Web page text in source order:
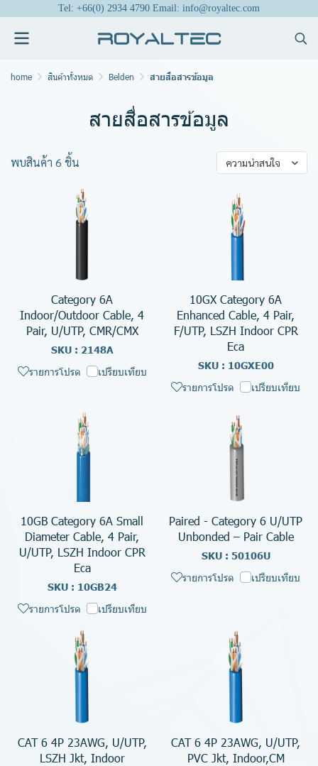
Tel: +66(0) 2934 4790 Email: info@royaltec.com
home สินค้าทั้งหมด Belden สายสื่อสารข้อมูล
สายสื่อสารข้อมูล
พบสินค้า 6 ชิ้น ความน่าสนใจ
Category 6A
Indoor/Outdoor Cable, 4
Pair, U/UTP, CMR/CMX
SKU : 2148A
รายการโปรด เปรียบเทียบ
10GX Category 6A
Enhanced Cable, 4 Pair,
F/UTP, LSZH Indoor CPR
Eca
SKU : 10GXE00
รายการโปรด เปรียบเทียบ
10GB Category 6A Small
Diameter Cable, 4 Pair,
U/UTP, LSZH Indoor CPR
Eca
SKU : 10GB24
รายการโปรด เปรียบเทียบ
Paired - Category 6 U/UTP
Unbonded – Pair Cable
SKU : 50106U
รายการโปรด เปรียบเทียบ
CAT 6 4P 23AWG, U/UTP,
LSZH Jkt, Indoor
CAT 6 4P 23AWG, U/UTP,
PVC Jkt, Indoor,CM